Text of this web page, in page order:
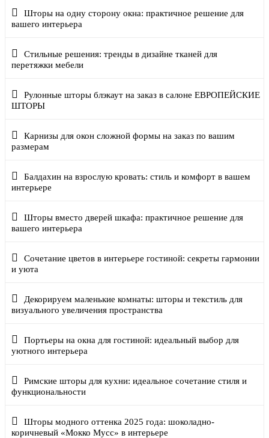
Шторы на одну сторону окна: практичное решение для
вашего интерьера
Стильные решения: тренды в дизайне тканей для
перетяжки мебели
Рулонные шторы блэкаут на заказ в салоне ЕВРОПЕЙСКИЕ
ШТОРЫ
Карнизы для окон сложной формы на заказ по вашим
размерам
Балдахин на взрослую кровать: стиль и комфорт в вашем
интерьере
Шторы вместо дверей шкафа: практичное решение для
вашего интерьера
Сочетание цветов в интерьере гостиной: секреты гармонии
и уюта
Декорируем маленькие комнаты: шторы и текстиль для
визуального увеличения пространства
Портьеры на окна для гостиной: идеальный выбор для
уютного интерьера
Римские шторы для кухни: идеальное сочетание стиля и
функциональности
Шторы модного оттенка 2025 года: шоколадно-
коричневый «Мокко Мусс» в интерьере